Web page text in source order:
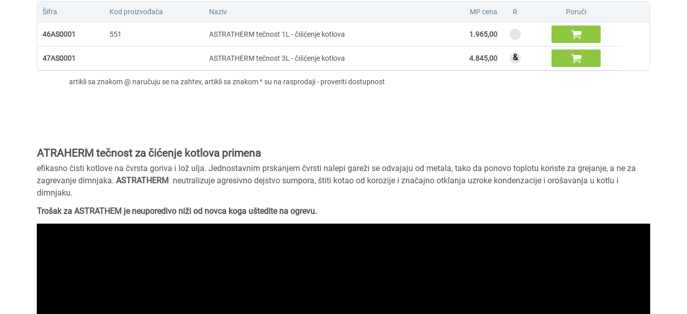
Šifra Kod proizvođača Naziv MP cena R Poruči
46AS0001 551 ASTRATHERM tečnost 1L - čišćenje kotlova 1.965,00 
47AS0001 ASTRATHERM tečnost 3L - čišćenje kotlova 4.845,00 & 
ATRAHERM tečnost za čićenje kotlova primena
efikasno čisti kotlove na čvrsta goriva i lož ulja. Jednostavnim prskanjem čvrsti nalepi gareži se odvajaju od metala, tako da ponovo toplotu koriste za grejanje, a ne za
zagrevanje dimnjaka. ASTRATHERM neutralizuje agresivno dejstvo sumpora, štiti kotao od korozije i značajno otklanja uzroke kondenzacije i orošavanja u kotlu i
dimnjaku.
Trošak za ASTRATHEM je neuporedivo niži od novca koga uštedite na ogrevu.